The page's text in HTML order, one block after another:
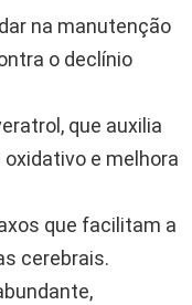
na manutenção
o declínio
que auxilia
e melhora
que facilitam a
cerebrais.